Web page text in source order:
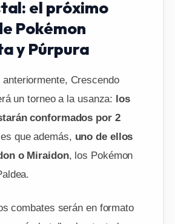
el próximo
Pokémon
y Púrpura
Crescendo
un torneo a la usanza: los
conformados por 2
que además, uno de ellos
o Miraidon, los Pokémon
combates serán en formato